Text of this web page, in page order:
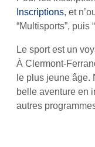
Inscriptions, et
“Multisports”, puis
Le sport est un
À Clermont-
le plus jeune âge.
belle aventure en
autres